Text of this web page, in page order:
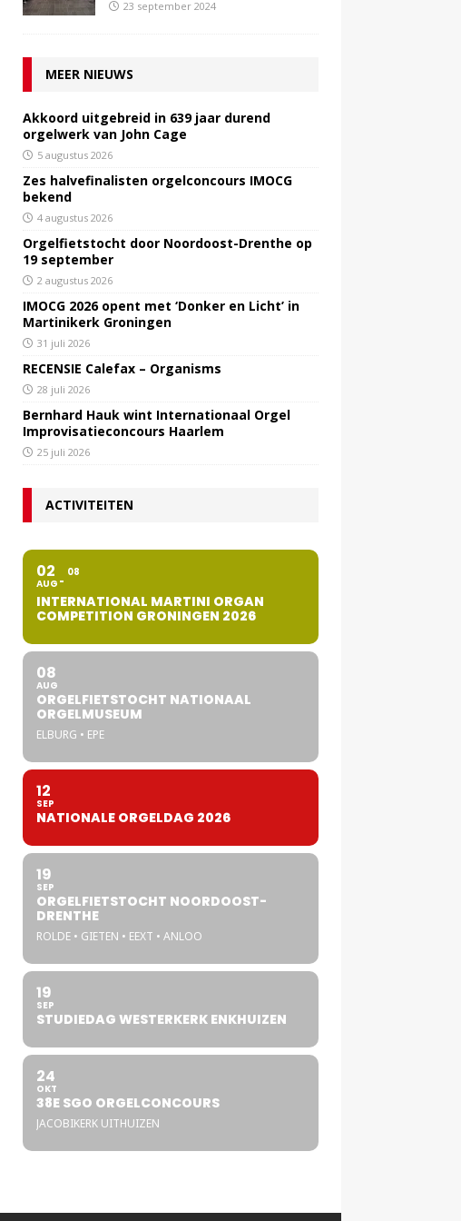
23 september 2024
MEER NIEUWS
Akkoord uitgebreid in 639 jaar durend
orgelwerk van John Cage
5 augustus 2026
Zes halvefinalisten orgelconcours IMOCG
bekend
4 augustus 2026
Orgelfietstocht door Noordoost-Drenthe op
19 september
2 augustus 2026
IMOCG 2026 opent met ‘Donker en Licht’ in
Martinikerk Groningen
31 juli 2026
RECENSIE Calefax – Organisms
28 juli 2026
Bernhard Hauk wint Internationaal Orgel
Improvisatieconcours Haarlem
25 juli 2026
ACTIVITEITEN
02
AUG
08
INTERNATIONAL MARTINI ORGAN
COMPETITION GRONINGEN 2026
08
AUG
ORGELFIETSTOCHT NATIONAAL
ORGELMUSEUM
ELBURG • EPE
12
SEP
NATIONALE ORGELDAG 2026
19
SEP
ORGELFIETSTOCHT NOORDOOST-
DRENTHE
ROLDE • GIETEN • EEXT • ANLOO
19
SEP
STUDIEDAG WESTERKERK ENKHUIZEN
24
OKT
38E SGO ORGELCONCOURS
JACOBIKERK UITHUIZEN